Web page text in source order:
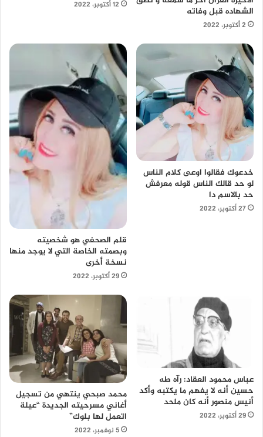
الشهاده قبل وفاته
2 أكتوبر، 2022
12 أكتوبر، 2022
خدعوك فقالوا اوعى كلام الناس
لو حد قالك الناس قوله معرفش
حد بالاسم دا
27 أكتوبر، 2022
قلم الصحفي هو شخصيته
وبصمته الخاصة التي لا يوجد منها
نسخة أخرى
29 أكتوبر، 2022
عباس محمود العقاد: رآه طه
حسين أنه لا يفهم ما يكتبه وأكد
أنيس منصور أنه كان ملحد
29 أكتوبر، 2022
محمد صبحي ينتهي من تسجيل
أغاني مسرحيته الجديدة “عيلة
اتعمل لها بلوك”
5 نوفمبر، 2022